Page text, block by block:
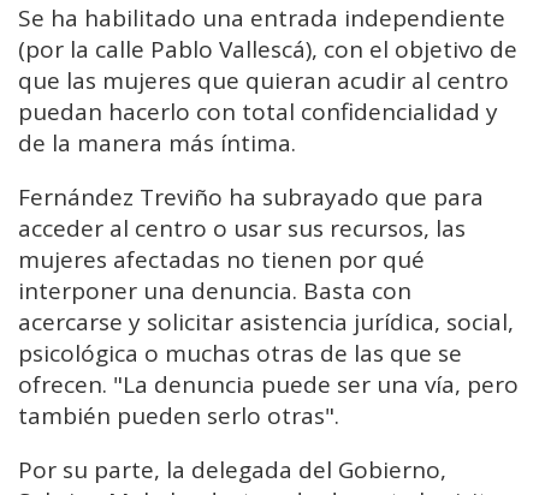
Se ha habilitado una entrada independiente
(por la calle Pablo Vallescá), con el objetivo de
que las mujeres que quieran acudir al centro
puedan hacerlo con total confidencialidad y
de la manera más íntima.
Fernández Treviño ha subrayado que para
acceder al centro o usar sus recursos, las
mujeres afectadas no tienen por qué
interponer una denuncia. Basta con
acercarse y solicitar asistencia jurídica, social,
psicológica o muchas otras de las que se
ofrecen. "La denuncia puede ser una vía, pero
también pueden serlo otras".
Por su parte, la delegada del Gobierno,